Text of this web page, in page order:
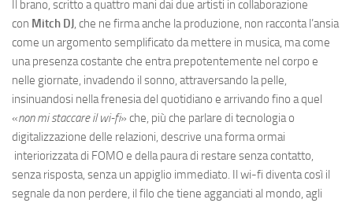
Il brano, scritto a quattro mani dai due artisti in collaborazione
con Mitch DJ, che ne firma anche la produzione, non racconta l’ansia
come un argomento semplificato da mettere in musica, ma come
una presenza costante che entra prepotentemente nel corpo e
nelle giornate, invadendo il sonno, attraversando la pelle,
insinuandosi nella frenesia del quotidiano e arrivando fino a quel
«non mi staccare il wi-fi» che, più che parlare di tecnologia o
digitalizzazione delle relazioni, descrive una forma ormai
interiorizzata di FOMO e della paura di restare senza contatto,
senza risposta, senza un appiglio immediato. Il wi-fi diventa così il
segnale da non perdere, il filo che tiene agganciati al mondo, agli